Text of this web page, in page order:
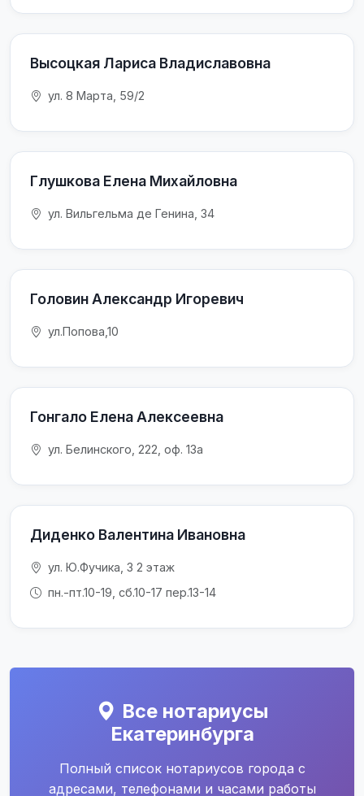
Высоцкая Лариса Владиславовна
ул. 8 Марта, 59/2
Глушкова Елена Михайловна
ул. Вильгельма де Генина, 34
Головин Александр Игоревич
ул.Попова,10
Гонгало Елена Алексеевна
ул. Белинского, 222, оф. 13а
Диденко Валентина Ивановна
ул. Ю.Фучика, 3 2 этаж
пн.-пт.10-19, сб.10-17 пер.13-14
Все нотариусы
Екатеринбурга
Полный список нотариусов города с
адресами, телефонами и часами работы